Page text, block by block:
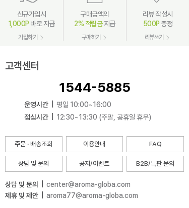
신규가입시
1,000P 바로 지급
가입하기
구매금액의
2% 적립금지급
구매하기
리뷰 작성시
500P 증정
리뷰쓰기
고객센터
1544-5885
운영시간
평일 10:00~16:00
점심시간
12:30~13:30 (주말, 공휴일 휴무)
주문 · 배송조회 이용안내 FAQ
상담 및 문의 공지/이벤트 B2B/특판 문의
상담 및 문의
center@aroma-globa.com
제휴 및 제안
aroma77@aroma-globa.com